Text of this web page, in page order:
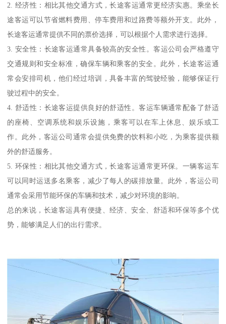
2. 经济性：相比其他交通方式，长途客运通常更经济实惠。乘坐长
途客运可以节省燃料费用、停车费用和过路费等额外开支。此外，
长途客运通常提供不同的票价选择，可以根据个人需求进行选择。
3. 安全性：长途客运通常具备较高的安全性。客运公司会严格遵守
交通规则和安全标准，确保车辆和乘客的安全。此外，长途客运通
常会安排司机，他们经过培训，具备丰富的驾驶经验，能够保证行
驶过程中的安全。
4. 舒适性：长途客运提供良好的舒适性。客运车辆通常配备了舒适
的座椅、空调系统和娱乐设施，乘客可以在车上休息、娱乐或工
作。此外，客运公司通常会提供免费的饮料和小吃，为乘客提供额
外的舒适服务。
5. 环保性：相比其他交通方式，长途客运通常更环保。一辆客运车
可以同时运送多名乘客，减少了每人的碳排放量。此外，客运公司
通常会采用节能环保的车辆和技术，减少对环境的影响。
总的来说，长途客运具有便捷、经济、安全、舒适和环保等多个优
势，能够满足人们的出行需求。